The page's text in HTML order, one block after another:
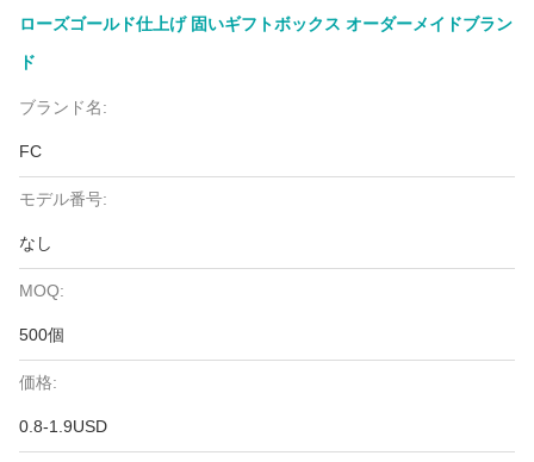
ローズゴールド仕上げ 固いギフトボックス オーダーメイドブラン
ド
ブランド名:
FC
モデル番号:
なし
MOQ:
500個
価格:
0.8-1.9USD